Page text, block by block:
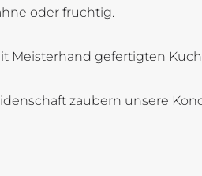
oder fruchtig.
Meisterhand gefertigten
zaubern unsere